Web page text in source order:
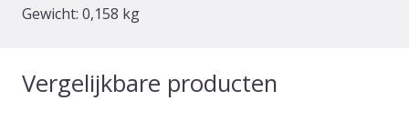
Gewicht: 0,158 kg
Vergelijkbare producten